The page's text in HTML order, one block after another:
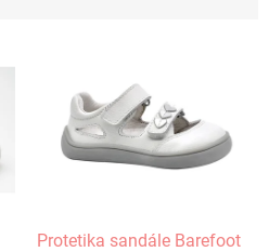
Protetika sandále Barefoot